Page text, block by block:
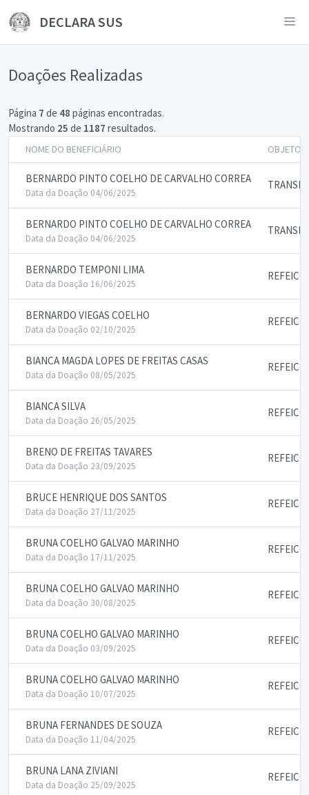
DECLARA SUS
Doações Realizadas
Página 7 de 48 páginas encontradas.
Mostrando 25 de 1187 resultados.
NOME DO BENEFICIÁRIO OBJETO
BERNARDO PINTO COELHO DE CARVALHO CORREA
Data da Doação 04/06/2025
BERNARDO PINTO COELHO DE CARVALHO CORREA
Data da Doação 04/06/2025
BERNARDO TEMPONI LIMA
Data da Doação 16/06/2025
BERNARDO VIEGAS COELHO
Data da Doação 02/10/2025
BIANCA MAGDA LOPES DE FREITAS CASAS
Data da Doação 08/05/2025
BIANCA SILVA
Data da Doação 26/05/2025
BRENO DE FREITAS TAVARES
Data da Doação 23/09/2025
BRUCE HENRIQUE DOS SANTOS
Data da Doação 27/11/2025
BRUNA COELHO GALVAO MARINHO
Data da Doação 17/11/2025
BRUNA COELHO GALVAO MARINHO
Data da Doação 30/08/2025
BRUNA COELHO GALVAO MARINHO
Data da Doação 03/09/2025
BRUNA COELHO GALVAO MARINHO
Data da Doação 10/07/2025
BRUNA FERNANDES DE SOUZA
Data da Doação 11/04/2025
BRUNA LANA ZIVIANI
Data da Doação 25/09/2025